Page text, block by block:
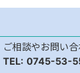
ご相談やお問い
0745-53-